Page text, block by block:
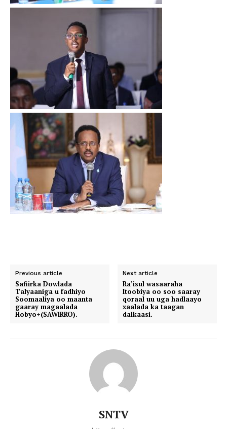
Previous article
Safiirka Dowlada
Talyaaniga u fadhiyo
Soomaaliya oo maanta
gaaray magaalada
Hobyo+(SAWIRRO).
Next article
Ra’isul wasaaraha
Itoobiya oo soo saaray
qoraal uu uga hadlaayo
xaalada ka taagan
dalkaasi.
SNTV